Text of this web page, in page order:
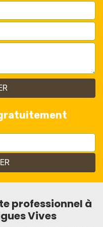
professionnel à
Vives